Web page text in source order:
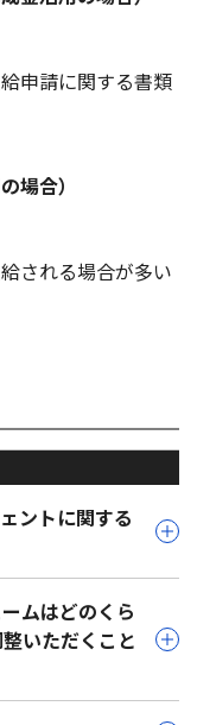
申請に関する書類
場合）
される場合が多い
ントに関する
ムはどのくら
いただくこと